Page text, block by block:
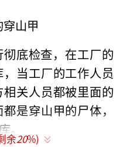
山甲
底检查，在工厂的
当工厂的工作人员
关人员都被里面的
是穿山甲的尸体，
。
余20%)